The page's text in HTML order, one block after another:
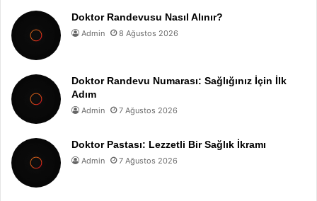
Doktor Randevusu Nasıl Alınır?
Admin 8 Ağustos 2026
Doktor Randevu Numarası: Sağlığınız İçin İlk
Adım
Admin 7 Ağustos 2026
Doktor Pastası: Lezzetli Bir Sağlık İkramı
Admin 7 Ağustos 2026